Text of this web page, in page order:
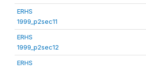
ERHS
1999_p2sec11
ERHS
1999_p2sec12
ERHS